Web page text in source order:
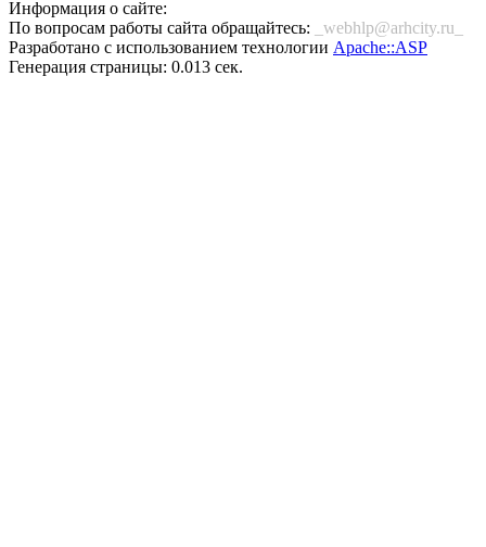
Информация о сайте:
По вопросам работы сайта обращайтесь:
_webhlp@arhcity.ru_
Разработано с использованием технологии Apache::ASP
Генерация страницы: 0.013 сек.